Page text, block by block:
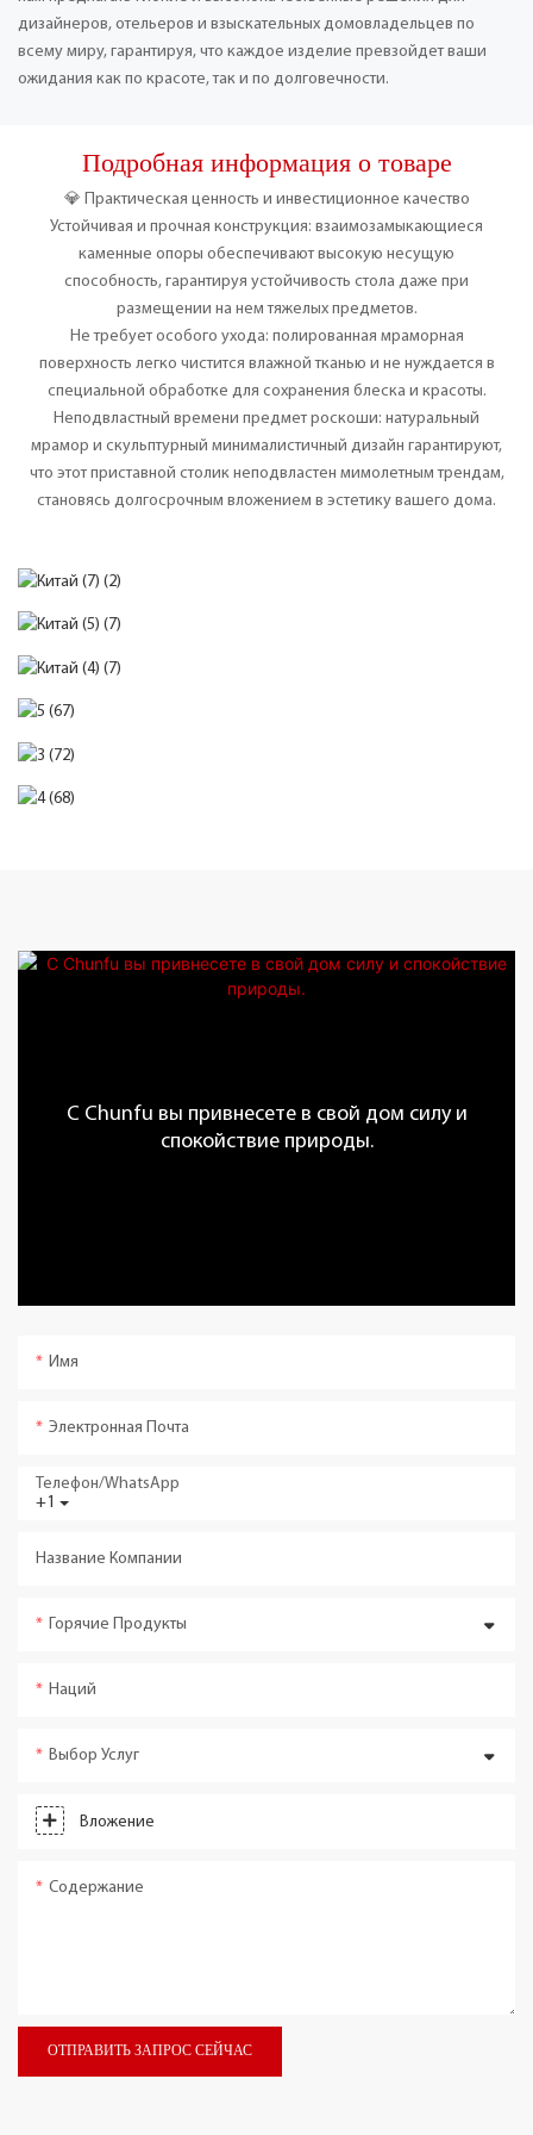
дизайнеров, отельеров и взыскательных домовладельцев по
всему миру, гарантируя, что каждое изделие превзойдет ваши
ожидания как по красоте, так и по долговечности.
Подробная информация о товаре
💎 Практическая ценность и инвестиционное качество
Устойчивая и прочная конструкция: взаимозамыкающиеся
каменные опоры обеспечивают высокую несущую
способность, гарантируя устойчивость стола даже при
размещении на нем тяжелых предметов.
Не требует особого ухода: полированная мраморная
поверхность легко чистится влажной тканью и не нуждается в
специальной обработке для сохранения блеска и красоты.
Неподвластный времени предмет роскоши: натуральный
мрамор и скульптурный минималистичный дизайн гарантируют,
что этот приставной столик неподвластен мимолетным трендам,
становясь долгосрочным вложением в эстетику вашего дома.
С Chunfu вы привнесете в свой дом силу и
спокойствие природы.
Имя
Электронная Почта
+1
Телефон/WhatsApp
Название Компании
Горячие Продукты
Наций
Выбор Услуг
Вложение
Содержание
ОТПРАВИТЬ ЗАПРОС СЕЙЧАС